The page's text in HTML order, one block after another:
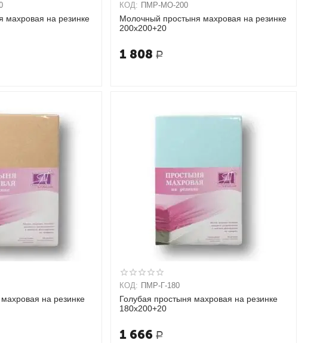
махровая на резинке
КОД: ПМР-МО-200
Молочный простыня махровая на резинке
200х200+20
1 808 Р
на резинке
КОД: ПМР-Г-180
Голубая простыня махровая на резинке
180х200+20
1 666 Р